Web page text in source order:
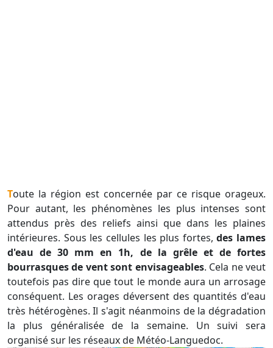
Toute la région est concernée par ce risque orageux.
Pour autant, les phénomènes les plus intenses sont
attendus près des reliefs ainsi que dans les plaines
intérieures. Sous les cellules les plus fortes,des lames
d'eau de 30 mm en 1h, de la grêle et de fortes
bourrasques de vent sont envisageables. Cela ne veut
toutefois pas dire que tout le monde aura un arrosage
conséquent. Les orages déversent des quantités d'eau
très hétérogènes. Il s'agit néanmoins de la dégradation
la plus généralisée de la semaine. Un suivi sera
organisé sur les réseaux de Météo-Languedoc.